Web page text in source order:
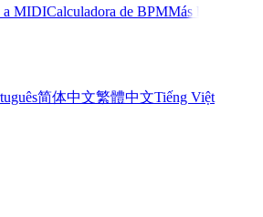
a MIDICalculadora de BPMMás herramientas
简体中文繁體中文Tiếng Việt